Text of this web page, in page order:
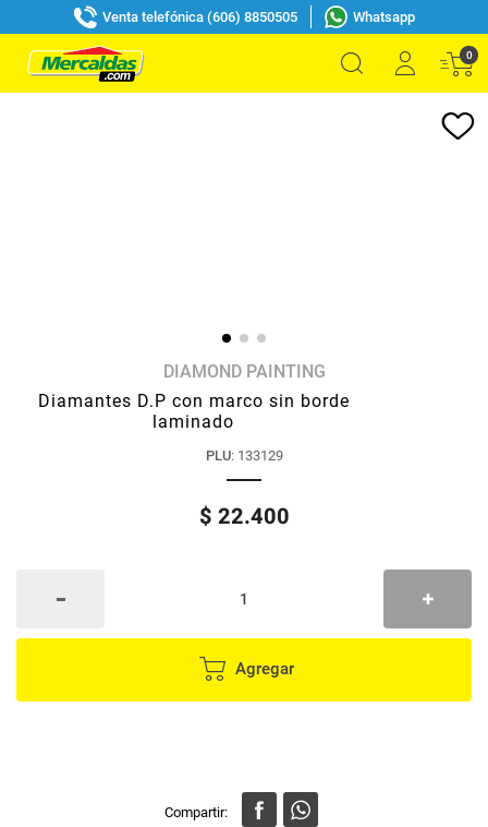
Venta telefónica (606) 8850505 Whatsapp
0
DIAMOND PAINTING
Diamantes D.P con marco sin borde
laminado
PLU: 133129
$ 22.400
Agregar